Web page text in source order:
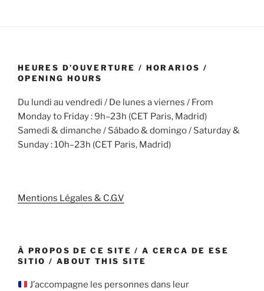
HEURES D’OUVERTURE / HORARIOS /
OPENING HOURS
Du lundi au vendredi / De lunes a viernes / From
Monday to Friday : 9h–23h (CET Paris, Madrid)
Samedi & dimanche / Sábado & domingo / Saturday &
Sunday : 10h–23h (CET Paris, Madrid)
Mentions Légales & C.G.V
À PROPOS DE CE SITE / A CERCA DE ESE
SITIO / ABOUT THIS SITE
J’accompagne les personnes dans leur